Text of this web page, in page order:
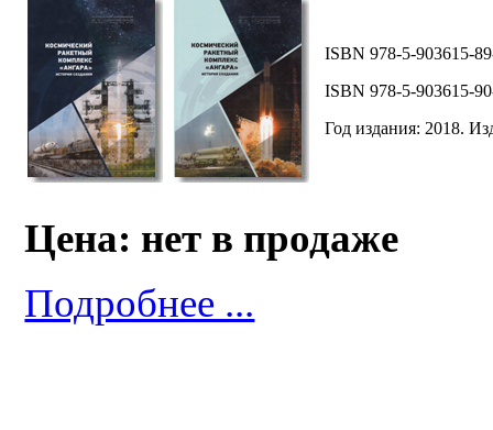
ISBN 978-5-903615-
ISBN 978-5-903615-
Год издания: 2018.
Цена: нет в продаже
Подробнее ...